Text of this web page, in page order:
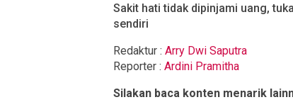
Sakit hati tidak dipinjami uang,
sendiri
Redaktur : Arry Dwi Saputra
Reporter : Ardini Pramitha
Silakan baca konten menarik